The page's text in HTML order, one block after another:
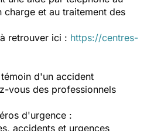
et au traitement des
retrouver ici : https://centres-
d'un accident
vous des professionnels
d'urgence :
accidents et urgences